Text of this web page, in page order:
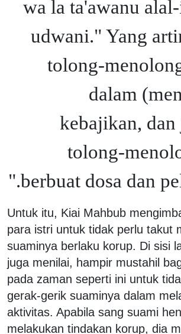
wa la ta'awanu
udwani." Yang
tolong-
dalam
kebajikan, dan
tolong-
berbuat dosa dan
Untuk itu, Kiai Mahbub
para istri untuk tidak perlu takut
suaminya berlaku korup. Di sisi
juga menilai, hampir mustahil
pada zaman seperti ini untuk
gerak-gerik suaminya dalam
aktivitas. Apabila sang suami
melakukan tindakan korup, dia